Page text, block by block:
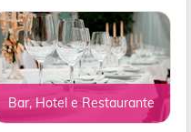
Bar, Hotel e Restaurante